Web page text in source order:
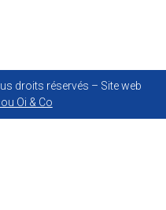
droits réservés – Site web
Oi & Co